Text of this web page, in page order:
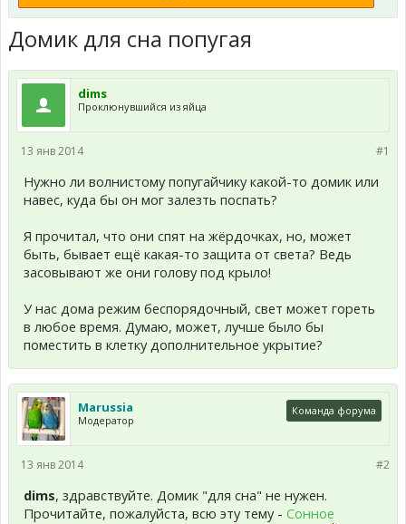
Домик для сна попугая
dims
Проклюнувшийся из яйца
#1
13 янв 2014
Нужно ли волнистому попугайчику какой-то домик или
навес, куда бы он мог залезть поспать?
Я прочитал, что они спят на жёрдочках, но, может
быть, бывает ещё какая-то защита от света? Ведь
засовывают же они голову под крыло!
У нас дома режим беспорядочный, свет может гореть
в любое время. Думаю, может, лучше было бы
поместить в клетку дополнительное укрытие?
Marussia
Модератор
Команда форума
#2
13 янв 2014
dims, здравствуйте. Домик "для сна" не нужен.
Прочитайте, пожалуйста, всю эту тему - Сонное